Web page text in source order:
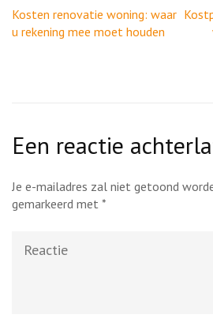
Berichtnavigatie
Kosten renovatie woning: waar
u rekening mee moet houden
Een reactie
Je e-mailadres zal niet getoond
gemarkeerd met *